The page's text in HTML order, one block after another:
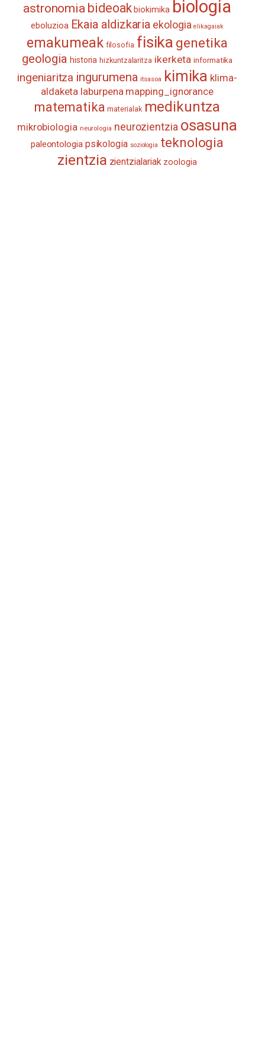
astronomia bideoak biokimika biologia
eboluzioa Ekaia aldizkaria ekologia elikagaiak
emakumeak filosofia fisika genetika
geologia historia hizkuntzalaritza ikerketa informatika
ingeniaritza ingurumena itsasoa kimika klima-
aldaketa laburpena mapping_ignorance
matematika materialak medikuntza
mikrobiologia neurologia neurozientzia osasuna
paleontologia psikologia soziologia teknologia
zientzia zientzialariak zoologia